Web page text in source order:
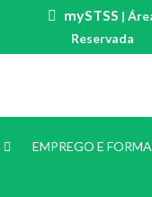
mySTSS |
Reservada
EMPREGO E